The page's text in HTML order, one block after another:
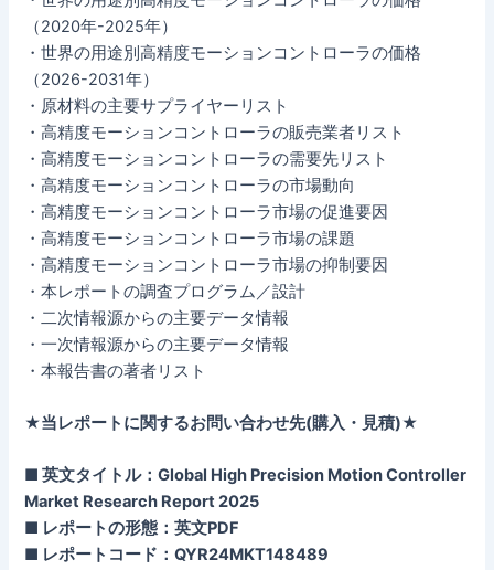
（2020年-2025年）
・世界の用途別高精度モーションコントローラの価格
（2026-2031年）
・原材料の主要サプライヤーリスト
・高精度モーションコントローラの販売業者リスト
・高精度モーションコントローラの需要先リスト
・高精度モーションコントローラの市場動向
・高精度モーションコントローラ市場の促進要因
・高精度モーションコントローラ市場の課題
・高精度モーションコントローラ市場の抑制要因
・本レポートの調査プログラム／設計
・二次情報源からの主要データ情報
・一次情報源からの主要データ情報
・本報告書の著者リスト
★当レポートに関するお問い合わせ先(購入・見積)★
■ 英文タイトル：Global High Precision Motion Controller
Market Research Report 2025
■ レポートの形態：英文PDF
■ レポートコード：QYR24MKT148489